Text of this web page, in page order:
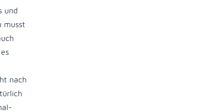
und
musst
nach